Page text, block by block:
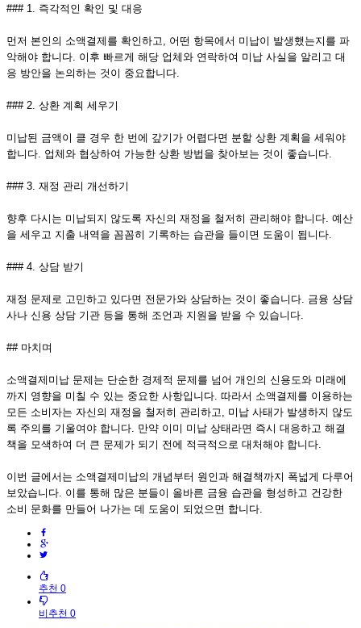
### 1. 즉각적인 확인 및 대응
먼저 본인의 소액결제를 확인하고, 어떤 항목에서 미납이 발생했는지를 파
악해야 합니다. 이후 빠르게 해당 업체와 연락하여 미납 사실을 알리고 대
응 방안을 논의하는 것이 중요합니다.
### 2. 상환 계획 세우기
미납된 금액이 클 경우 한 번에 갚기가 어렵다면 분할 상환 계획을 세워야
합니다. 업체와 협상하여 가능한 상환 방법을 찾아보는 것이 좋습니다.
### 3. 재정 관리 개선하기
향후 다시는 미납되지 않도록 자신의 재정을 철저히 관리해야 합니다. 예산
을 세우고 지출 내역을 꼼꼼히 기록하는 습관을 들이면 도움이 됩니다.
### 4. 상담 받기
재정 문제로 고민하고 있다면 전문가와 상담하는 것이 좋습니다. 금융 상담
사나 신용 상담 기관 등을 통해 조언과 지원을 받을 수 있습니다.
## 마치며
소액결제미납 문제는 단순한 경제적 문제를 넘어 개인의 신용도와 미래에
까지 영향을 미칠 수 있는 중요한 사항입니다. 따라서 소액결제를 이용하는
모든 소비자는 자신의 재정을 철저히 관리하고, 미납 사태가 발생하지 않도
록 주의를 기울여야 합니다. 만약 이미 미납 상태라면 즉시 대응하고 해결
책을 모색하여 더 큰 문제가 되기 전에 적극적으로 대처해야 합니다.
이번 글에서는 소액결제미납의 개념부터 원인과 해결책까지 폭넓게 다루어
보았습니다. 이를 통해 많은 분들이 올바른 금융 습관을 형성하고 건강한
소비 문화를 만들어 나가는 데 도움이 되었으면 합니다.
추천 0
비추천 0